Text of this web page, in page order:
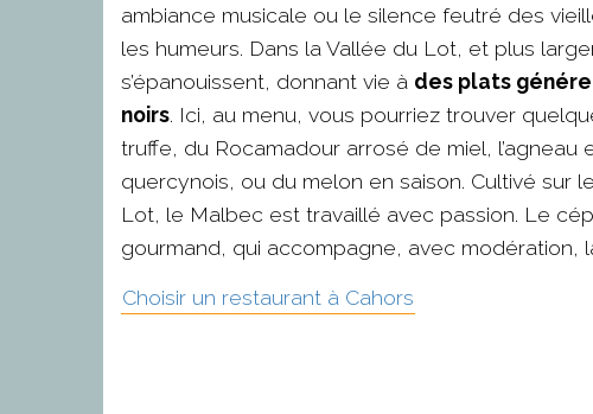
ambiance musicale ou le silence feutré des
les humeurs. Dans la Vallée du Lot, et plus
s’épanouissent, donnant vie à des plats
noirs. Ici, au menu, vous pourriez trouver
truffe, du Rocamadour arrosé de miel,
quercynois, ou du melon en saison. Cultivé sur
Lot, le Malbec est travaillé avec passion. Le
gourmand, qui accompagne, avec modération,
Choisir un restaurant à Cahors